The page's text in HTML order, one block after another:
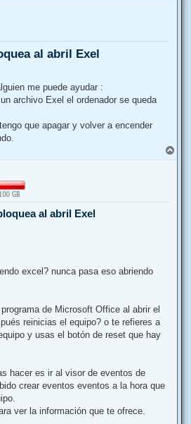
al abril Exel
me puede ayudar :
archivo Exel el ordenador se queda
que apagar y volver a encender
r
al abril Exel
excel? nunca pasa eso abriendo
de Microsoft Office al abrir el
reinicias el equipo? o te refieres a
y usas el botón de reset que hay
hacer es ir al visor de eventos de
crear eventos eventos a la hora que
ver la información que te ofrece.